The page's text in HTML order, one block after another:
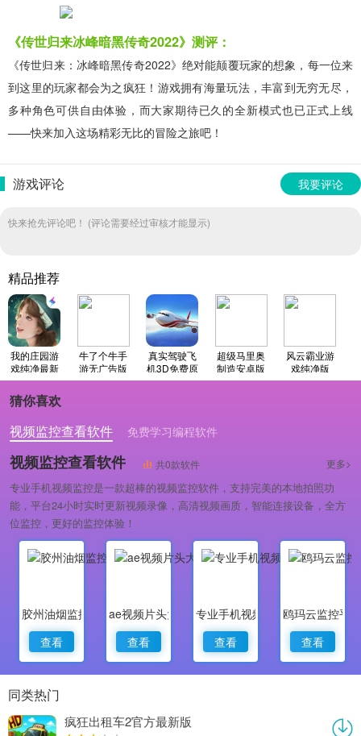
《传世归来冰峰暗黑传奇2022》测评：
《传世归来：冰峰暗黑传奇2022》绝对能颠覆玩家的想象，每一位来
到这里的玩家都会为之疯狂！游戏拥有海量玩法，丰富到无穷无尽，
多种角色可供自由体验，而大家期待已久的全新模式也已正式上线
——快来加入这场精彩无比的冒险之旅吧！
游戏评论 我要评论
快来抢先评论吧！ (评论需要经过审核才能显示)
精品推荐
我的庄园游
戏纯净最新
版
牛了个牛手
游无广告版
真实驾驶飞
机3D免费原
版
超级马里奥
制造安卓版
风云霸业游
戏纯净版
猜你喜欢
视频监控查看软件
免费学习编程软件
专业做婚礼策划的软件
视频监控查看软件 共0款软件 更多>
专业手机视频监控是一款超棒的视频监控软件，支持完美的本地拍照功
能，平台24小时实时更新视频录像，高清视频画质，智能连接设备，全方
位监控，更好的监控体验！
胶州油烟监控
查看
ae视频片头大师
查看
专业手机视频监控
查看
鸥玛云监控平
查看
同类热门
疯狂出租车2官方最新版